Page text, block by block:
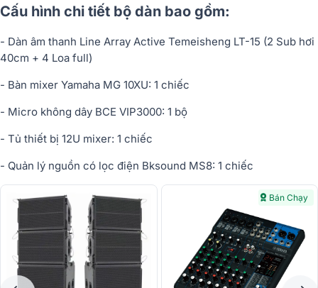
Cấu hình chi tiết bộ dàn bao gồm:
- Dàn âm thanh Line Array Active Temeisheng LT-15 (2 Sub hơi
40cm + 4 Loa full)
- Bàn mixer Yamaha MG 10XU: 1 chiếc
- Micro không dây BCE VIP3000: 1 bộ
- Tủ thiết bị 12U mixer: 1 chiếc
- Quản lý nguồn có lọc điện Bksound MS8: 1 chiếc
Bán Chạy